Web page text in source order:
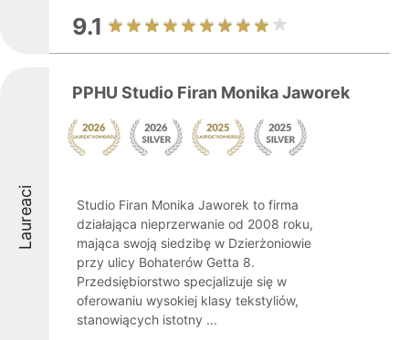
9.1
Laureaci
PPHU Studio Firan Monika Jaworek
Studio Firan Monika Jaworek to firma
działająca nieprzerwanie od 2008 roku,
mająca swoją siedzibę w Dzierżoniowie
przy ulicy Bohaterów Getta 8.
Przedsiębiorstwo specjalizuje się w
oferowaniu wysokiej klasy tekstyliów,
stanowiących istotny ...